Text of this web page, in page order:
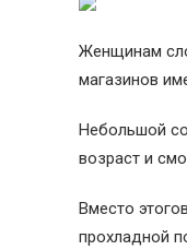
Женщинам
магазинов
Небольшой
возраст и
Вместо
прохладной